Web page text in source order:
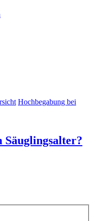
Hochbegabung bei
Säuglingsalter?